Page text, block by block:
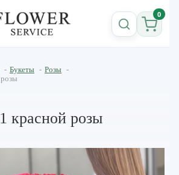
0
- Букеты - Розы -
красной розы